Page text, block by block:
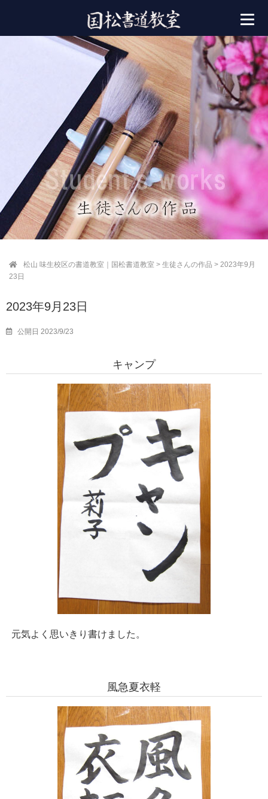
松山 味生校区の書道教室｜国松書道教室 > 生徒さんの作品 > 2023年9月
23日
2023年9月23日
公開日 2023/9/23
キャンプ
元気よく思いきり書けました。
風急夏衣軽